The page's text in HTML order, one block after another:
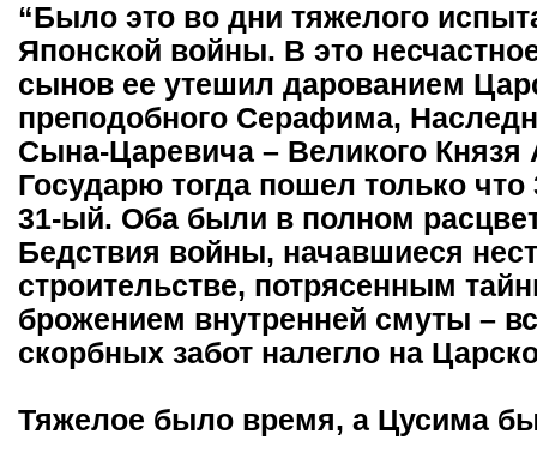
“Было это во дни тяжелого
Японской войны. В это
сынов ее утешил дарованием
преподобного Серафима,
Сына-Царевича – Великого Князя
Государю тогда пошел только
31-ый. Оба были в полном
Бедствия войны, начавшиеся
строительстве, потрясенным
брожением внутренней смуты –
скорбных забот налегло на
Тяжелое было время, а Цусима